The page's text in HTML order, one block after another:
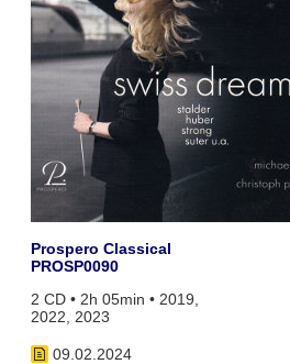
Prospero Classical
PROSP0090
2 CD • 2h 05min • 2019,
2022, 2023
09.02.2024